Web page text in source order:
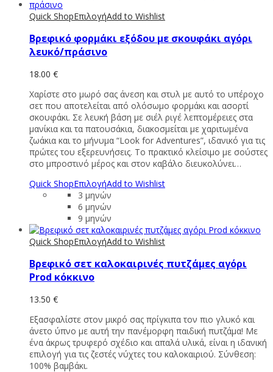
Quick ShopΕπιλογήAdd to Wishlist
Βρεφικό φορμάκι εξόδου με σκουφάκι αγόρι
λευκό/πράσινο
18.00 €
Χαρίστε στο μωρό σας άνεση και στυλ με αυτό το υπέροχο
σετ που αποτελείται από ολόσωμο φορμάκι και ασορτί
σκουφάκι. Σε λευκή βάση με σιέλ ριγέ λεπτομέρειες στα
μανίκια και τα πατουσάκια, διακοσμείται με χαριτωμένα
ζωάκια και το μήνυμα “Look for Adventures”, ιδανικό για τις
πρώτες του εξερευνήσεις. Το πρακτικό κλείσιμο με σούστες
στο μπροστινό μέρος και στον καβάλο διευκολύνει…
Quick ShopΕπιλογήAdd to Wishlist
3 μηνών
6 μηνών
9 μηνών
Quick ShopΕπιλογήAdd to Wishlist
Βρεφικό σετ καλοκαιρινές πυτζάμες αγόρι
Prod κόκκινο
13.50 €
Εξασφαλίστε στον μικρό σας πρίγκιπα τον πιο γλυκό και
άνετο ύπνο με αυτή την πανέμορφη παιδική πυτζάμα! Με
ένα άκρως τρυφερό σχέδιο και απαλά υλικά, είναι η ιδανική
επιλογή για τις ζεστές νύχτες του καλοκαιριού. Σύνθεση:
100% βαμβάκι.